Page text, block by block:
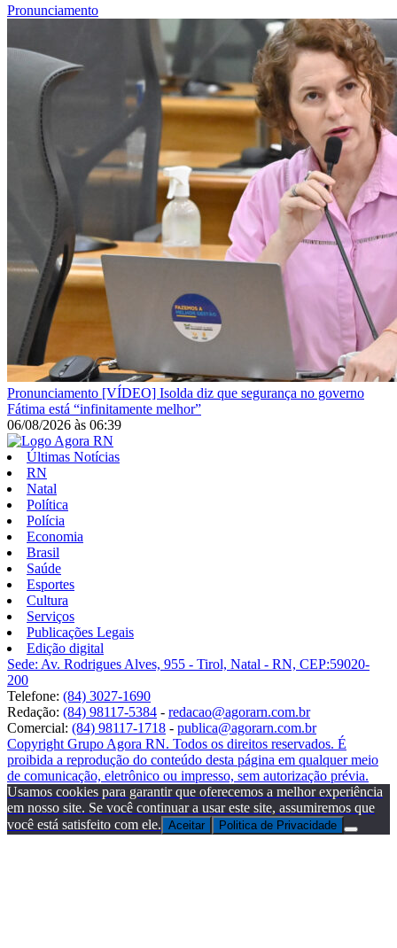
Pronunciamento
Pronunciamento [VÍDEO] Isolda diz que segurança no governo
Fátima está “infinitamente melhor”
06/08/2026 às 06:39
Últimas Notícias
RN
Natal
Política
Polícia
Economia
Brasil
Saúde
Esportes
Cultura
Serviços
Publicações Legais
Edição digital
Sede: Av. Rodrigues Alves, 955 - Tirol, Natal - RN, CEP:59020-
200
Telefone: (84) 3027-1690
Redação: (84) 98117-5384 - redacao@agorarn.com.br
Comercial: (84) 98117-1718 - publica@agorarn.com.br
Copyright Grupo Agora RN. Todos os direitos reservados. É
proibida a reprodução do conteúdo desta página em qualquer meio
de comunicação, eletrônico ou impresso, sem autorização prévia.
Usamos cookies para garantir que oferecemos a melhor experiência
em nosso site. Se você continuar a usar este site, assumiremos que
você está satisfeito com ele. Aceitar Politica de Privacidade